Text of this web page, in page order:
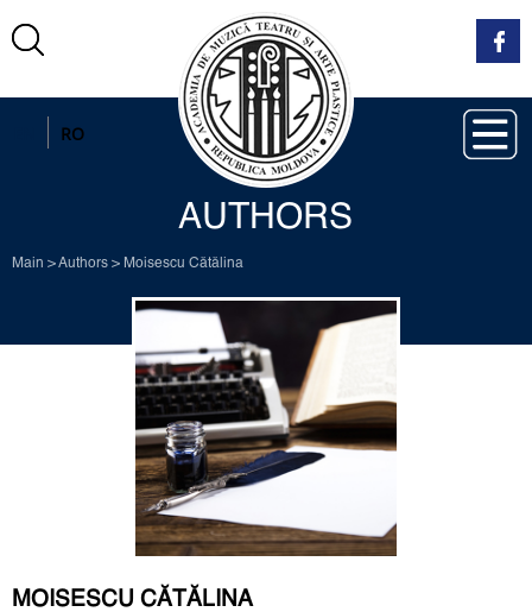
RO
AUTHORS
Main >Authors > Moisescu Cătălina
MOISESCU CĂTĂLINA